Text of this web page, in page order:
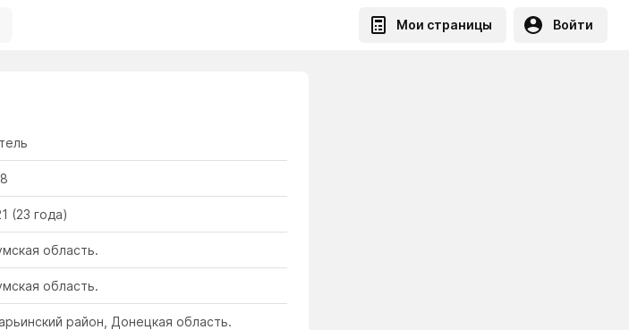
Мои страницы Войти
(23 года)
область.
область.
район, Донецкая область.